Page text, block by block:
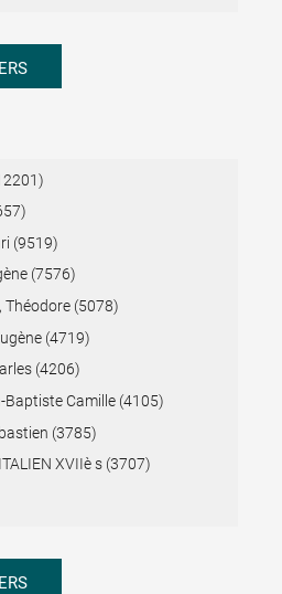
(9519)
(7576)
Théodore (5078)
(4719)
(4206)
Baptiste Camille (4105)
(3785)
XVIIè s (3707)